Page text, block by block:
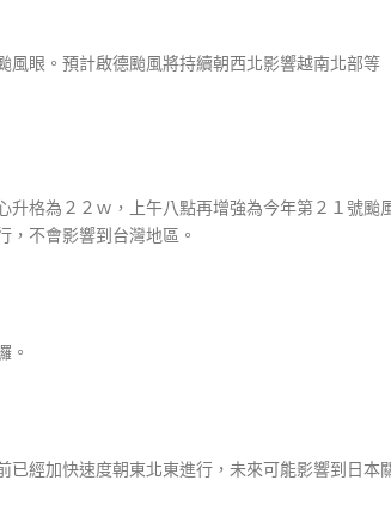
風眼。預計啟德颱風將持續朝西北影響越南北部等
格為２２ｗ，上午八點再增強為今年第２１號颱
，不會影響到台灣地區。
。
經加快速度朝東北東進行，未來可能影響到日本